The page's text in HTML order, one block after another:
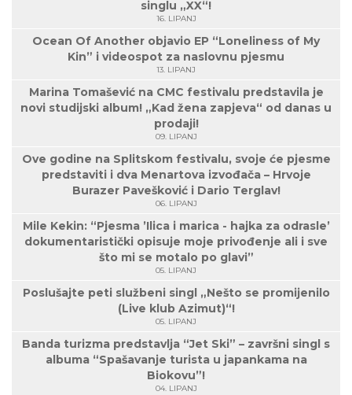
singlu „XX“!
16. LIPANJ
Ocean Of Another objavio EP “Loneliness of My
Kin” i videospot za naslovnu pjesmu
13. LIPANJ
Marina Tomašević na CMC festivalu predstavila je
novi studijski album! „Kad žena zapjeva“ od danas u
prodaji!
09. LIPANJ
Ove godine na Splitskom festivalu, svoje će pjesme
predstaviti i dva Menartova izvođača – Hrvoje
Burazer Pavešković i Dario Terglav!
06. LIPANJ
Mile Kekin: “Pjesma ’Ilica i marica - hajka za odrasle’
dokumentaristički opisuje moje privođenje ali i sve
što mi se motalo po glavi”
05. LIPANJ
Poslušajte peti službeni singl „Nešto se promijenilo
(Live klub Azimut)“!
05. LIPANJ
Banda turizma predstavlja “Jet Ski” – završni singl s
albuma “Spašavanje turista u japankama na
Biokovu”!
04. LIPANJ